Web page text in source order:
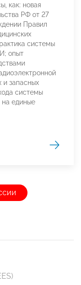
как: новая
РФ от 27
Правил
системы
опыт
и запасных
системы
на единые